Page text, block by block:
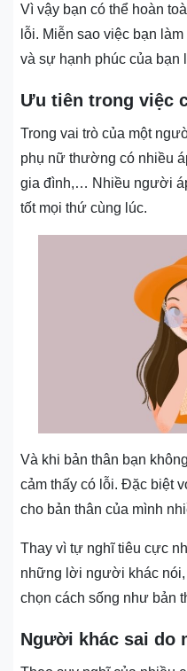
Vì vậy bạn có thể hoàn
lỗi. Miễn sao việc bạn
và sự hạnh phúc của bạn
Ưu tiên trong việc
Trong vai trò của một
phụ nữ thường có nhiều
gia đình,… Nhiều người
tốt mọi thứ cùng lúc.
Và khi bản thân bạn
cảm thấy có lỗi. Đặc biệt
cho bản thân của mình
Thay vì tự nghĩ tiêu cực
những lời người khác nói,
chọn cách sống như bản
Người khác sai do